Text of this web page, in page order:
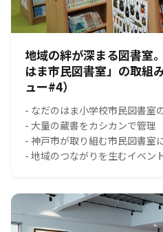
地域の絆が深まる図書室
はま市民図書室」の取組
ュー#4）
- なだのはま小学校市民図書室
- 大量の蔵書をカシカンで管理
- 神戸市が取り組む市民図書室
- 地域のつながりを生むイベン